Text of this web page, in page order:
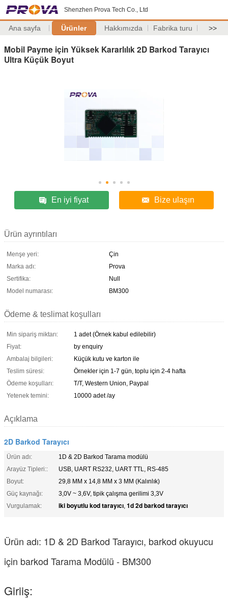
Shenzhen Prova Tech Co., Ltd
Ana sayfa Ürünler Hakkımızda Fabrika turu >>
Mobil Payme için Yüksek Kararlılık 2D Barkod Tarayıcı
Ultra Küçük Boyut
En iyi fiyat Bize ulaşın
Ürün ayrıntıları
Menşe yeri:
Çin
Marka adı:
Prova
Sertifika:
Null
Model numarası:
BM300
Ödeme & teslimat koşulları
Min sipariş miktarı:
1 adet (Örnek kabul edilebilir)
Fiyat:
by enquiry
Ambalaj bilgileri:
Küçük kutu ve karton ile
Teslim süresi:
Örnekler için 1-7 gün, toplu için 2-4 hafta
Ödeme koşulları:
T/T, Western Union, Paypal
Yetenek temini:
10000 adet /ay
Açıklama
2D Barkod Tarayıcı
Ürün adı:
1D & 2D Barkod Tarama modülü
Arayüz Tipleri::
USB, UART RS232, UART TTL, RS-485
Boyut:
29,8 MM x 14,8 MM x 3 MM (Kalınlık)
Güç kaynağı:
3,0V ~ 3,6V, tipik çalışma gerilimi 3,3V
Vurgulamak:
iki boyutlu kod tarayıcı, 1d 2d barkod tarayıcı
Ürün adı: 1D & 2D Barkod Tarayıcı, barkod okuyucu
için barkod Tarama Modülü - BM300
Giriiş: